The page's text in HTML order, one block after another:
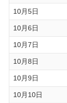
10月5日
10月6日
10月7日
10月8日
10月9日
10月10日